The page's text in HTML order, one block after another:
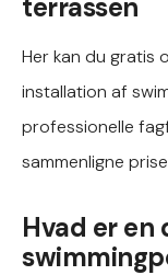
terrassen
Her kan du gratis
installation af
professionelle
sammenligne
Hvad er en